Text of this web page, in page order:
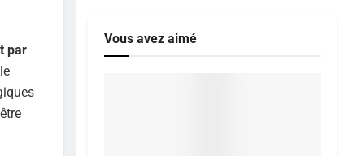
par
Vous avez aimé